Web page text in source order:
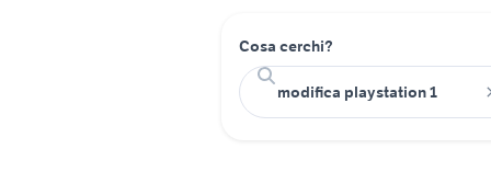
Cosa cerchi?